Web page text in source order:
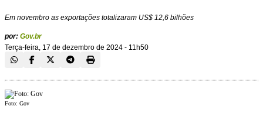
Em novembro as exportações totalizaram US$ 12,6 bilhões
por: Gov.br
Terça-feira, 17 de dezembro de 2024 - 11h50
Foto: Gov